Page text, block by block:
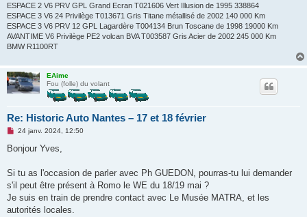
ESPACE 2 V6 PRV GPL Grand Ecran T021606 Vert Illusion de 1995 338864
ESPACE 3 V6 24 Privilège T013671 Gris Titane métallisé de 2002 140 000 Km
ESPACE 3 V6 PRV 12 GPL Lagardère T004134 Brun Toscane de 1998 19000 Km
AVANTIME V6 Privilège PE2 volcan BVA T003587 Gris Acier de 2002 245 000 Km
BMW R1100RT
EAime
Fou (folle) du volant
Re: Historic Auto Nantes – 17 et 18 février
M
s
g
n
o
l
24 janv. 2024, 12:50
Bonjour Yves,
Si tu as l'occasion de parler avec Ph GUEDON, pourras-tu lui demander
s'il peut être présent à Romo le WE du 18/19 mai ?
Je suis en train de prendre contact avec Le Musée MATRA, et les
autorités locales.